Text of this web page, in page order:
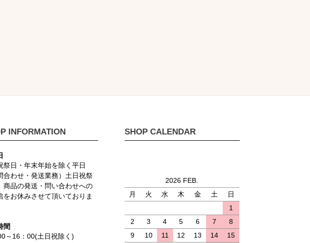
INFORMATION
祭日・年末年始を除く平日
合わせ・発送業務）土日祝祭
商品の発送・問い合わせへの
をお休みさせて頂いておりま
間
～16：00(土日祝除く)
SHOP CALENDAR
2026 FEB.
月
火 水 木 金 土
日
1
2
3 4 5 6 7
8
9
10 11 12 13 14
15